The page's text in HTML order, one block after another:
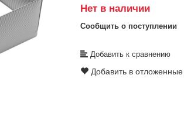
Нет в наличии
Сообщить о поступлении
Добавить к сравнению
Добавить в отложенные